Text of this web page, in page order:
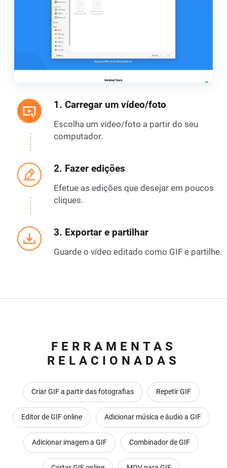
1. Carregar um vídeo/foto
Escolha um vídeo/foto a partir do seu
computador.
2. Fazer edições
Efetue as edições que desejar em poucos
cliques.
3. Exportar e partilhar
Guarde o vídeo editado como GIF e partilhe.
FERRAMENTAS
RELACIONADAS
Criar GIF a partir das fotografias Repetir GIF
Editor de GIF online Adicionar música e áudio a GIF
Adicionar imagem a GIF Combinador de GIF